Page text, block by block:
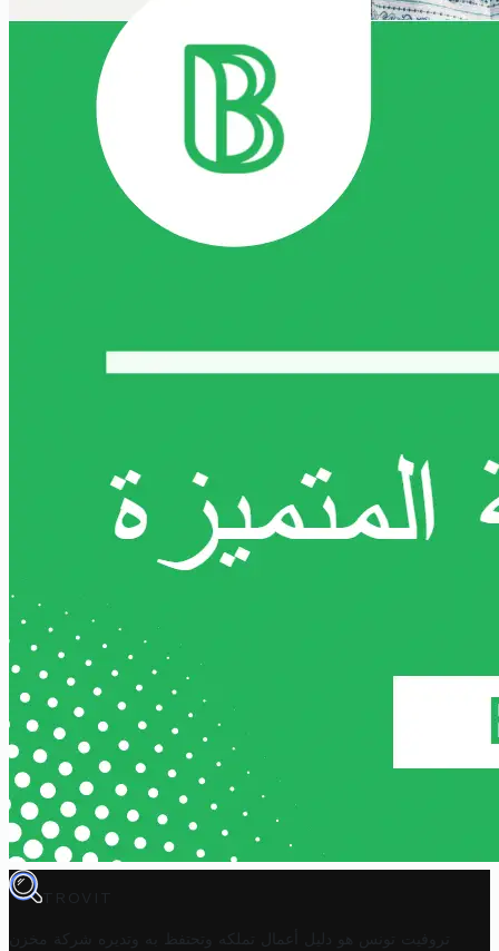
TROVIT
تروفيت تونس هو دليل أعمال تملكه وتحتفظ به وتديره
شركة مخزن